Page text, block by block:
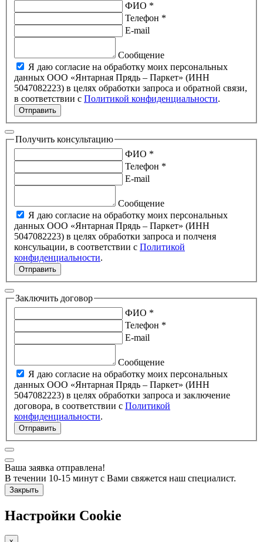
ФИО *
Телефон *
E-mail
Сообщение
Я даю согласие на обработку моих персональных
данных ООО «Янтарная Прядь – Паркет» (ИНН
5047082223) в целях обработки запроса и обратной связи,
в соответствии с Политикой конфиденциальности.
Отправить
Получить консультацию
ФИО *
Телефон *
E-mail
Сообщение
Я даю согласие на обработку моих персональных
данных ООО «Янтарная Прядь – Паркет» (ИНН
5047082223) в целях обработки запроса и полченя
консульации, в соответствии с Политикой
конфиденциальности.
Отправить
Заключить договор
ФИО *
Телефон *
E-mail
Сообщение
Я даю согласие на обработку моих персональных
данных ООО «Янтарная Прядь – Паркет» (ИНН
5047082223) в целях обработки запроса и заключение
договора, в соответствии с Политикой
конфиденциальности.
Отправить
Ваша заявка отправлена!
В течении 10-15 минут с Вами свяжется наш специалист.
Закрыть
Настройки Cookie